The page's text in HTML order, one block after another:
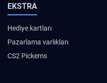
EKSTRA
Hediye kartları
Pazarlama varlıkları
CS2 Pickems